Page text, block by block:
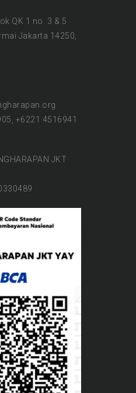
QK 1 no. 3 & 5
Jakarta 14250,
+6221 4516941
JKT